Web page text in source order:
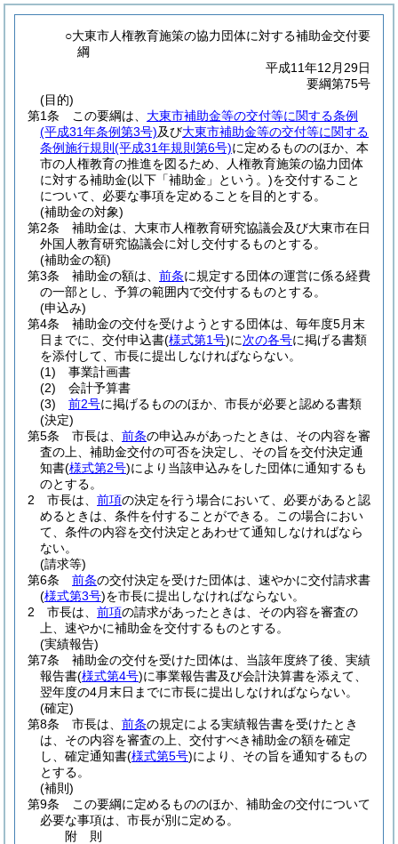
○大東市人権教育施策の協力団体に対する補助金交付要
綱
平成11年12月29日
要綱第75号
(目的)
第1条
この要綱は、 大東市補助金等の交付等に関する条例
(平成31年条例第3号)及び大東市補助金等の交付等に関する
条例施行規則 (平成31年規則第6号)に定めるもののほか、本
市の人権教育の推進を図るため、人権教育施策の協力団体
に対する補助金(以下「補助金」という。)を交付すること
について、必要な事項を定めることを目的とする。
(補助金の対象)
第2条
補助金は、大東市人権教育研究協議会及び大東市在日
外国人教育研究協議会に対し交付するものとする。
(補助金の額)
第3条
補助金の額は、 前条に規定する団体の運営に係る経費
の一部とし、予算の範囲内で交付するものとする。
(申込み)
第4条
補助金の交付を受けようとする団体は、毎年度5月末
日までに、交付申込書(様式第1号)に次の各号に掲げる書類
を添付して、市長に提出しなければならない。
(1)
事業計画書
(2)
会計予算書
(3)
前2号に掲げるもののほか、市長が必要と認める書類
(決定)
第5条
市長は、 前条の申込みがあったときは、その内容を審
査の上、補助金交付の可否を決定し、その旨を交付決定通
知書(様式第2号)により当該申込みをした団体に通知するも
のとする。
2
市長は、 前項の決定を行う場合において、必要があると認
めるときは、条件を付することができる。
この場合におい
て、条件の内容を交付決定とあわせて通知しなければなら
ない。
(請求等)
第6条
前条の交付決定を受けた団体は、速やかに交付請求書
(様式第3号)を市長に提出しなければならない。
2
市長は、 前項の請求があったときは、その内容を審査の
上、速やかに補助金を交付するものとする。
(実績報告)
第7条
補助金の交付を受けた団体は、当該年度終了後、実績
報告書(様式第4号)に事業報告書及び会計決算書を添えて、
翌年度の4月末日までに市長に提出しなければならない。
(確定)
第8条
市長は、 前条の規定による実績報告書を受けたとき
は、その内容を審査の上、交付すべき補助金の額を確定
し、確定通知書(様式第5号)により、その旨を通知するもの
とする。
(補則)
第9条
この要綱に定めるもののほか、補助金の交付について
必要な事項は、市長が別に定める。
附 則